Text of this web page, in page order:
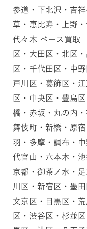
参道・下北沢・吉
草・恵比寿・上野
代々木 ベース買取
区・大田区・北区
区・千代田区・中
戸川区・葛飾区・
区・中央区・豊島
橋・赤坂・丸の内
舞伎町・新橋・原
羽・多摩・調布・
代官山・六本木・
京都・御茶ノ水・
川区・新宿区・墨
文京区・目黒区・
区・渋谷区・杉並